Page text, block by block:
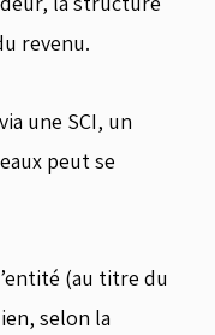
revenu.
une SCI, un
peut se
(au titre du
selon la